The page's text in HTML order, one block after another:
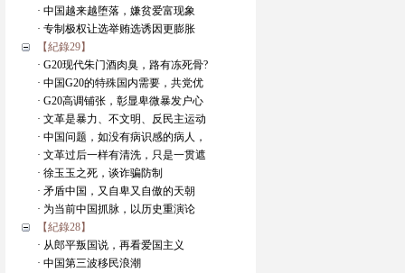
· 中国越来越堕落，嫌贫爱富现象
· 专制极权让选举贿选诱因更膨胀
【紀錄29】
· G20现代朱门酒肉臭，路有冻死骨?
· 中国G20的特殊国内需要，共党优
· G20高调铺张，彰显卑微暴发户心
· 文革是暴力、不文明、反民主运动
· 中国问题，如没有病识感的病人，
· 文革过后一样有清洗，只是一贯遮
· 徐玉玉之死，谈诈骗防制
· 矛盾中国，又自卑又自傲的天朝
· 为当前中国抓脉，以历史重演论
【紀錄28】
· 从郎平叛国说，再看爱国主义
· 中国第三波移民浪潮